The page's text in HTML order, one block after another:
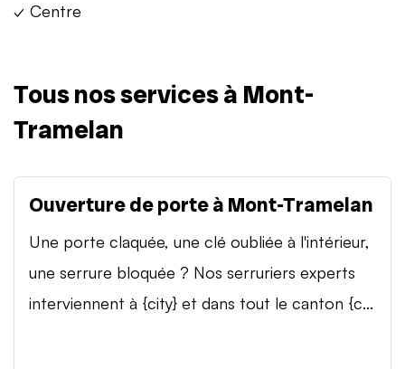
✓ Centre
Tous nos services à Mont-
Tramelan
Ouverture de porte à Mont-Tramelan
Une porte claquée, une clé oubliée à l'intérieur,
une serrure bloquée ? Nos serruriers experts
interviennent à {city} et dans tout le canton {c...